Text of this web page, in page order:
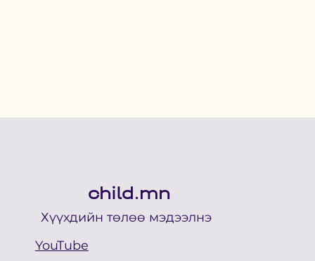
child.mn
Хүүхдийн төлөө мэдээлнэ
YouTube